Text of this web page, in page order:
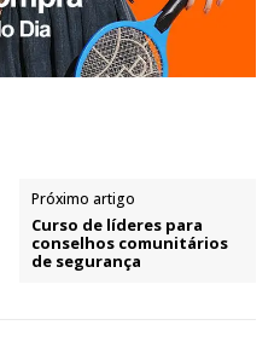
Próximo artigo
Curso de líderes para
conselhos comunitários
de segurança